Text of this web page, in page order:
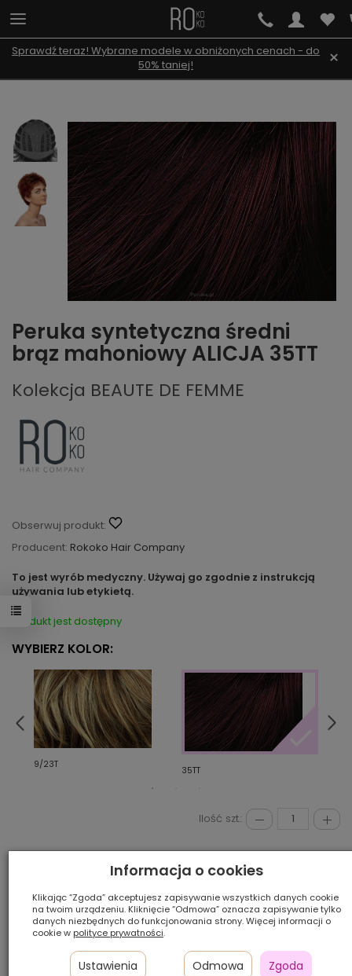
Sprawdź teraz! Wybrane modele w obniżonych cenach - do
50% taniej!
×
Peruka syntetyczna średni
brąz mahoniowy ALICJA 35TT
Kolekcja BEAUTE DE FEMME
Obserwuj produkt:
Producent: Rokoko Hair Company
To jest wyrób medyczny. Używaj go zgodnie z instrukcją
używania lub etykietą.
Produkt jest dostępny
WYBIERZ KOLOR:
9/23T
35TT
Ilość szt.:
350,00 zł
DODAJ DO KOSZYKA
VIDEOKONSULTACJA
Informacja o cookies
Klikając “Zgoda” akceptujesz zapisywanie wszystkich danych cookie
na twoim urządzeniu. Kliknięcie “Odmowa” oznacza zapisywanie tylko
danych niezbędnych do funkcjonowania strony. Więcej informacji o
cookie w polityce prywatności.
Ustawienia Odmowa Zgoda